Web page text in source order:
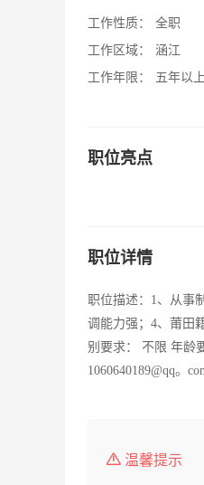
工作性质：
全职
工作区域：
涵江
工作年限：
五年以上
职位亮点
职位详情
职位描述：1、从事
调能力强；4、莆田
别要求： 不限 年龄
1060640189@qq。
温馨提示